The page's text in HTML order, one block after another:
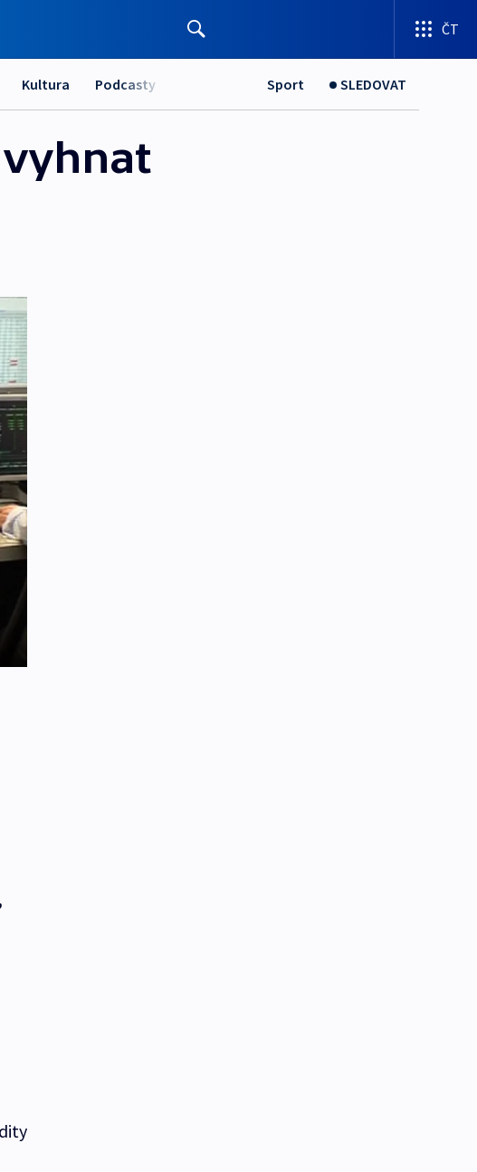
ČT
Kultura Podcasty Sport SLEDOVAT